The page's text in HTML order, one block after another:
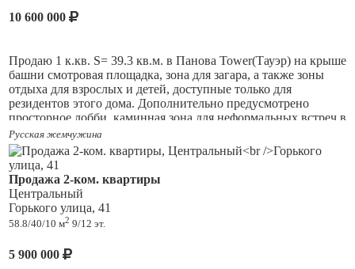
Есть аналоги на других этажах. Успейте выбрать лучшую
10 600 000
Продаю 1 к.кв. S= 39.3 кв.м. в Панова Tower(Тауэр) на крыше
башни смотровая площадка, зона для загара, а также зоны
отдыха для взрослых и детей, доступные только для
резидентов этого дома. Дополнительно предусмотрено
просторное лобби, каминная зона для неформальных встреч в
холле входной зоны, консъерж. Квартира предлагается в
отделке White box-предчистовая отделка квартиры, при
которой застройщик выполняет все черновые строительные
работы, но не проводит финишную декоративную. Остается
оформить в любом стиле по вашему вкусу. Электропроводка
проведена по всей квартире, вывод под кондиционер,
подоконники установлены. С кухни предусмотрен вход в
комнату, которую можно оборудовать под кабинет, зимний
сад, детскую или комнату для гостей. Квартира светлая,
теплая, небольшие коммунальные платежи. Один
Русская жемчужина
Продажа 2-ком. квартиры
Центральный
Горького улица, 41
58.8/40/10 м2 9/12 эт.
5 900 000